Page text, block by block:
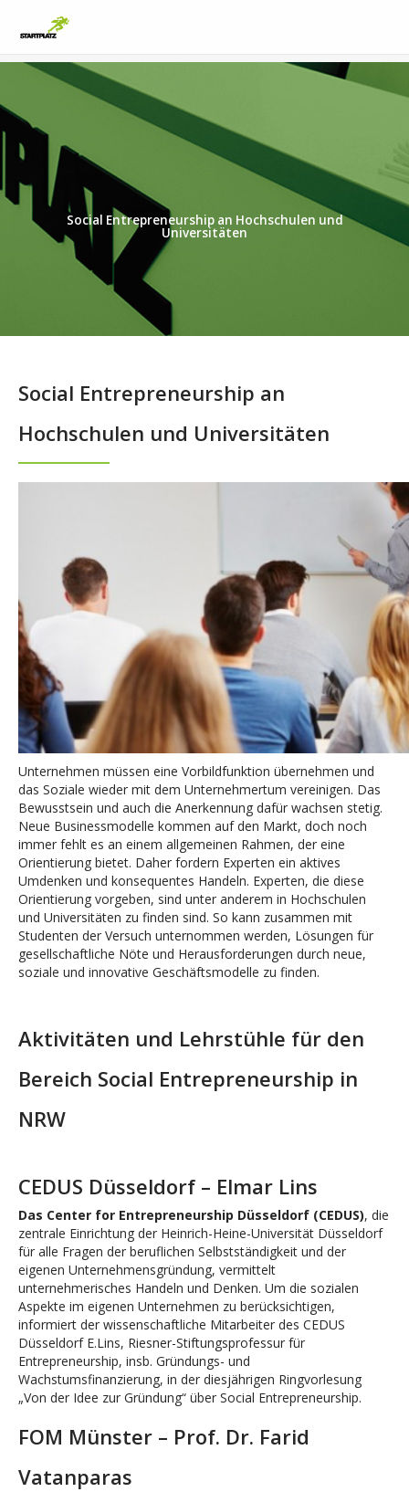
Social Entrepreneurship an Hochschulen und
Universitäten
Social Entrepreneurship an
Hochschulen und Universitäten
Unternehmen müssen eine Vorbildfunktion übernehmen und
das Soziale wieder mit dem Unternehmertum vereinigen. Das
Bewusstsein und auch die Anerkennung dafür wachsen stetig.
Neue Businessmodelle kommen auf den Markt, doch noch
immer fehlt es an einem allgemeinen Rahmen, der eine
Orientierung bietet. Daher fordern Experten ein aktives
Umdenken und konsequentes Handeln. Experten, die diese
Orientierung vorgeben, sind unter anderem in Hochschulen
und Universitäten zu finden sind. So kann zusammen mit
Studenten der Versuch unternommen werden, Lösungen für
gesellschaftliche Nöte und Herausforderungen durch neue,
soziale und innovative Geschäftsmodelle zu finden.
Aktivitäten und Lehrstühle für den
Bereich Social Entrepreneurship in
NRW
CEDUS Düsseldorf – Elmar Lins
Das Center for Entrepreneurship Düsseldorf (CEDUS), die
zentrale Einrichtung der Heinrich-Heine-Universität Düsseldorf
für alle Fragen der beruflichen Selbstständigkeit und der
eigenen Unternehmensgründung, vermittelt
unternehmerisches Handeln und Denken. Um die sozialen
Aspekte im eigenen Unternehmen zu berücksichtigen,
informiert der wissenschaftliche Mitarbeiter des CEDUS
Düsseldorf E.Lins, Riesner-Stiftungsprofessur für
Entrepreneurship, insb. Gründungs- und
Wachstumsfinanzierung, in der diesjährigen Ringvorlesung
„Von der Idee zur Gründung“ über Social Entrepreneurship.
FOM Münster – Prof. Dr. Farid
Vatanparas